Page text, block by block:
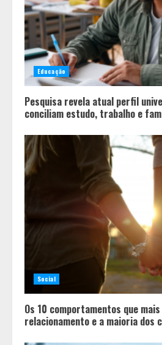
Educação
Pesquisa revela atual perfil
conciliam estudo, trabalho e
Social
Os 10 comportamentos que
relacionamento e a maioria dos